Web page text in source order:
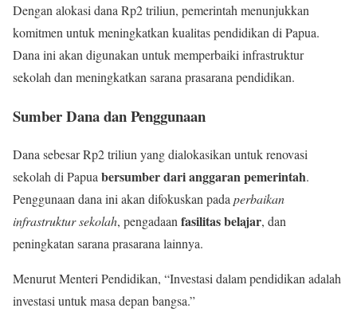
Dengan alokasi dana Rp2 triliun, pemerintah menunjukkan
komitmen untuk meningkatkan kualitas pendidikan di Papua.
Dana ini akan digunakan untuk memperbaiki infrastruktur
sekolah dan meningkatkan sarana prasarana pendidikan.
Sumber Dana dan Penggunaan
Dana sebesar Rp2 triliun yang dialokasikan untuk renovasi
sekolah di Papuabersumber dari anggaran pemerintah.
Penggunaan dana ini akan difokuskan padaperbaikan
infrastruktur sekolah, pengadaanfasilitas belajar, dan
peningkatan sarana prasarana lainnya.
Menurut Menteri Pendidikan, “Investasi dalam pendidikan adalah
investasi untuk masa depan bangsa.”